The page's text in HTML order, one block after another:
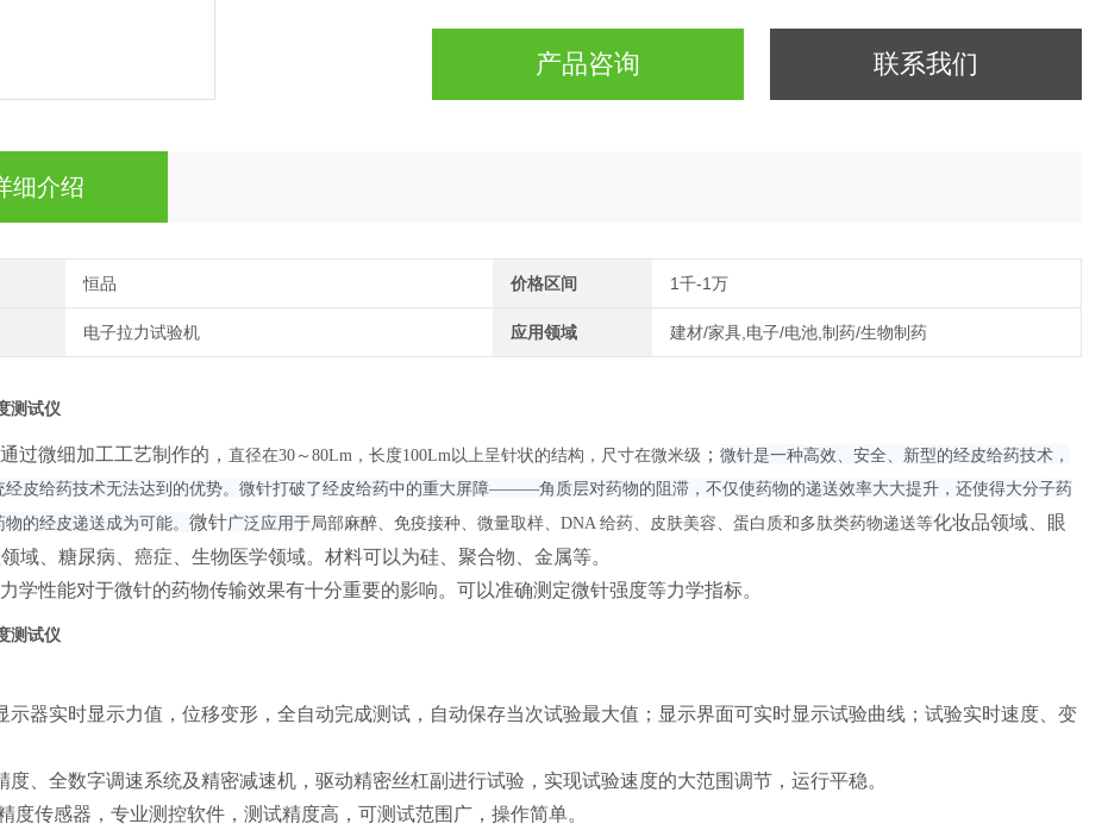
产品咨询 联系我们
细介绍
恒品 价格区间 1千-1万
电子拉力试验机 应用领域 建材/家具,电子/电池,制药/生物制药
测试仪
过微细加工工艺制作的 ， 直径在30～80Lm，长度100Lm以上呈针状的结构，尺寸在微米级 ； 微针是一种高效、安全、新型的经皮给药技术，
经皮给药技术无法达到的优势。微针打破了经皮给药中的重大屏障———角质层对药物的阻滞，不仅使药物的递送效率大大提升，还使得大分子药
的经皮递送成为可能。 微针广泛应用于局部麻醉、免疫接种、微量取样、 DNA 给药、皮肤美容、蛋白质和多肽类药物递送等化妆品领域、眼
域、糖尿病、癌症、 生物医学领域。 材料可以为硅、聚合物、金属等。
学性能对于微针的药物传输效果有十分重要的影响。可以准确测定微针强度等力学指标。
测试仪
示器实时显示力值，位移变形， 全自动完成测试， 自动保存当次试验最大值；显示界面可实时显示试验曲线；试验实时速度、变
度、全数字调速系统及精密减速机，驱动精密丝杠副进行试验，实现试验速度的大范围调节，运行平稳。
度传感器，专业测控软件，测试精度高，可测试范围广，操作简单。